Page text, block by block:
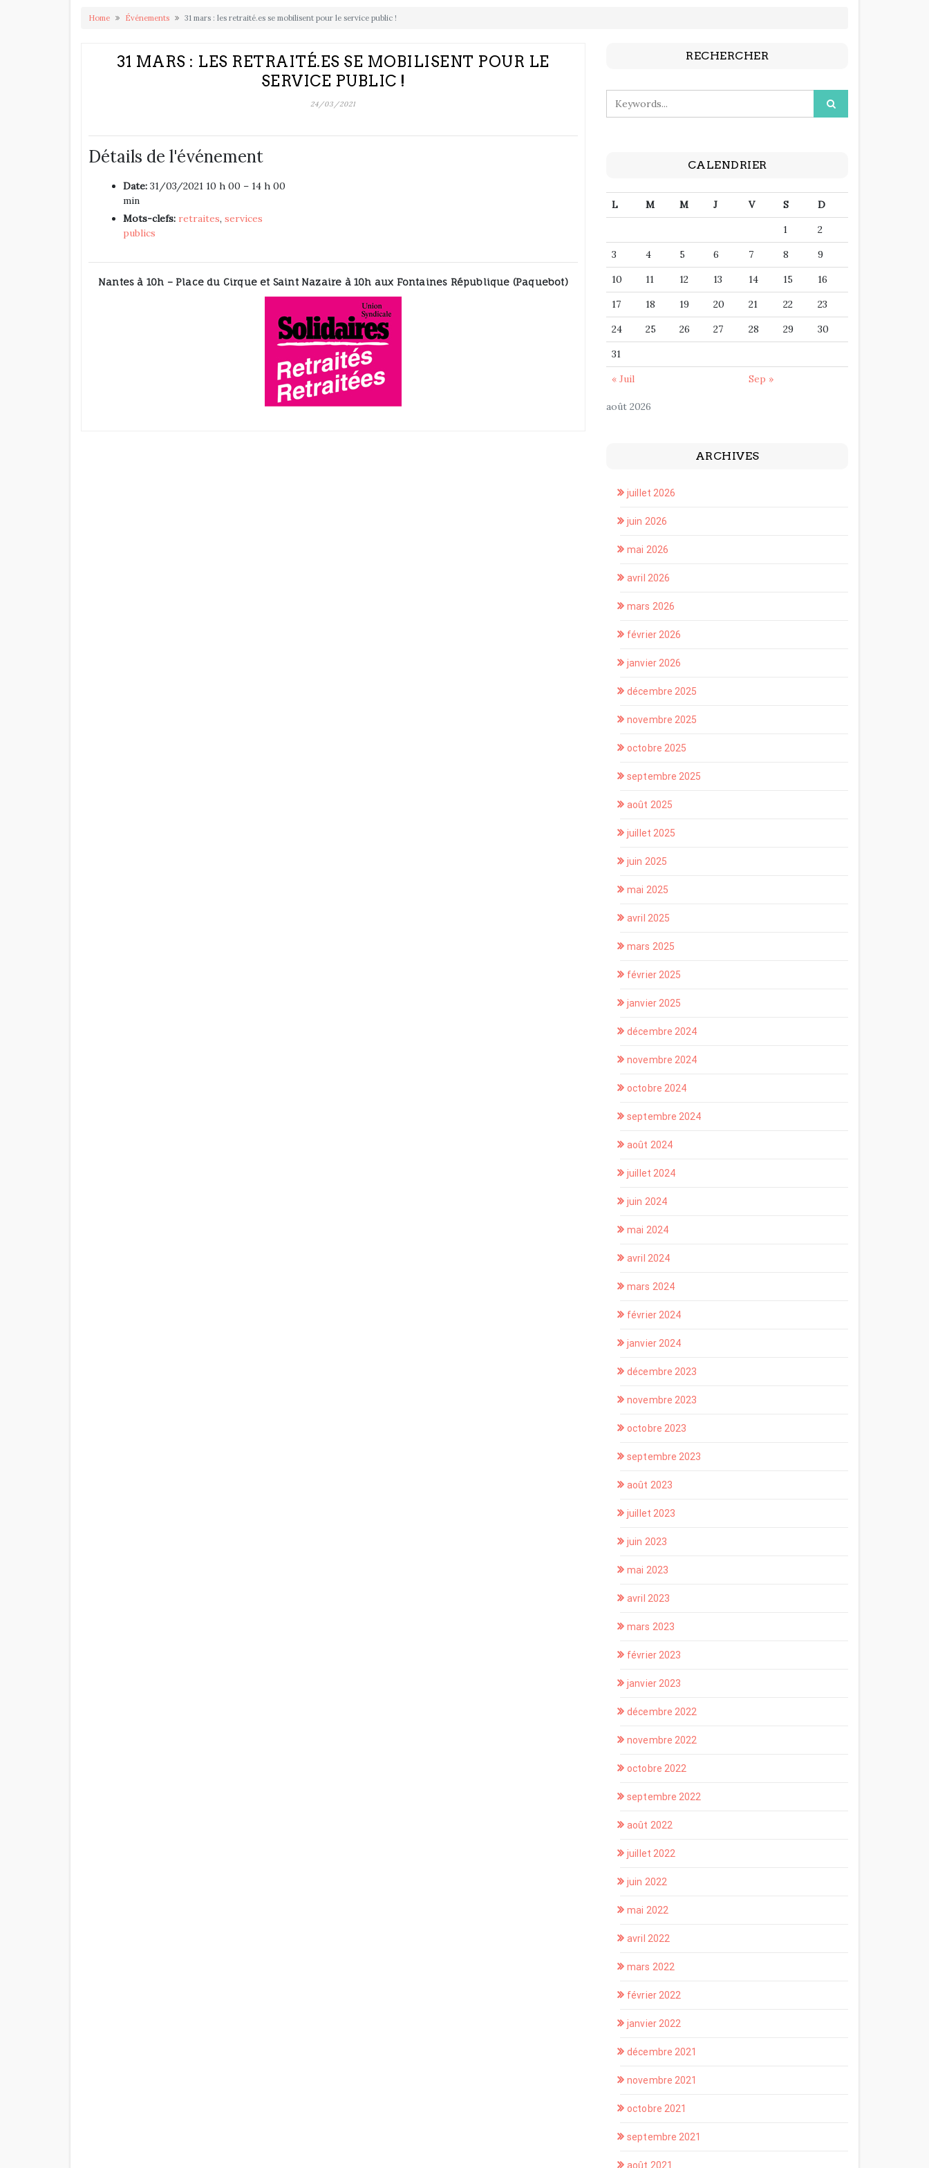
Home Événements 31 mars : les retraité.es se mobilisent pour le service public !
31 MARS : LES RETRAITÉ.ES SE MOBILISENT POUR LE
SERVICE PUBLIC !
24/03/2021
Détails de l'événement
Date: 31/03/2021 10 h 00 – 14 h 00
min
Mots-clefs: retraites, services
publics
Nantes à 10h – Place du Cirque et Saint Nazaire à 10h aux Fontaines République (Paquebot)
RECHERCHER
CALENDRIER
août 2026
L M M J V S
D
1
2
3
4 5 6 7 8
9
10
11 12 13 14 15
16
17
18 19 20 21 22
23
24
25 26 27 28 29
30
31
« Juil
Sep »
ARCHIVES
juillet 2026
juin 2026
mai 2026
avril 2026
mars 2026
février 2026
janvier 2026
décembre 2025
novembre 2025
octobre 2025
septembre 2025
août 2025
juillet 2025
juin 2025
mai 2025
avril 2025
mars 2025
février 2025
janvier 2025
décembre 2024
novembre 2024
octobre 2024
septembre 2024
août 2024
juillet 2024
juin 2024
mai 2024
avril 2024
mars 2024
février 2024
janvier 2024
décembre 2023
novembre 2023
octobre 2023
septembre 2023
août 2023
juillet 2023
juin 2023
mai 2023
avril 2023
mars 2023
février 2023
janvier 2023
décembre 2022
novembre 2022
octobre 2022
septembre 2022
août 2022
juillet 2022
juin 2022
mai 2022
avril 2022
mars 2022
février 2022
janvier 2022
décembre 2021
novembre 2021
octobre 2021
septembre 2021
août 2021